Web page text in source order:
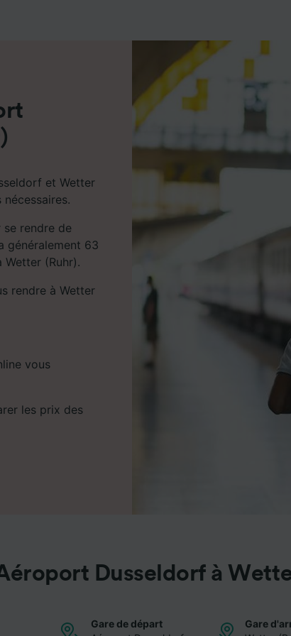
et Wetter
se rendre de
généralement 63
(Ruhr).
rendre à Wetter
vous
les prix des
Dusseldorf à
Gare de départ
Gare
de services.
partenaires (fournisseurs)